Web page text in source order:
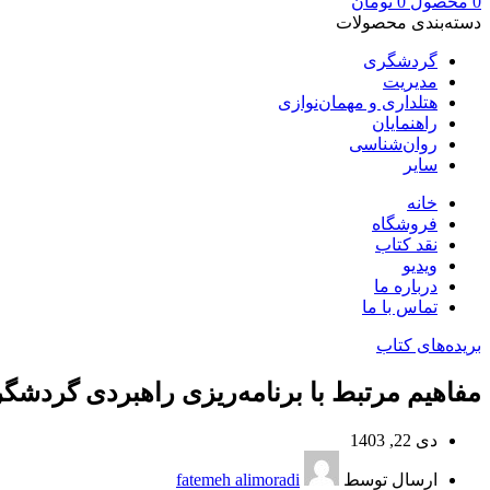
دسته‌بندی محصولات
گردشگری
مدیریت
هتلداری و مهمان‌نوازی
راهنمایان
روان‌شناسی
سایر
خانه
فروشگاه
نقد کتاب
ویدیو
درباره‌ ما
تماس با ما
بریده‌های کتاب
مفاهیم مرتبط با برنامه‌ریزی راهبردی
دی 22, 1403
ارسال توسط fatemeh alimoradi